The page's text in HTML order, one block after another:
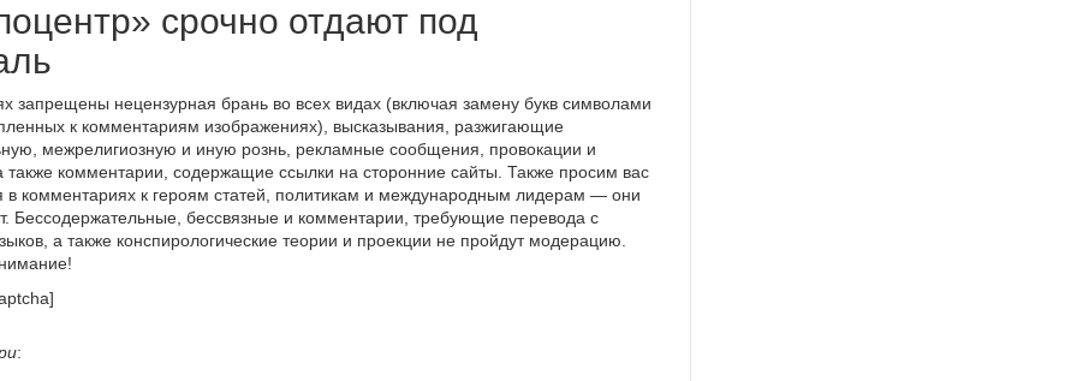
срочно отдают под
запрещены нецензурная брань во всех видах (включая замену букв символами
к комментариям изображениях), высказывания, разжигающие
межрелигиозную и иную рознь, рекламные сообщения, провокации и
также комментарии, содержащие ссылки на сторонние сайты. Также просим вас
в комментариях к героям статей, политикам и международным лидерам — они
Бессодержательные, бессвязные и комментарии, требующие перевода с
а также конспирологические теории и проекции не пройдут модерацию.
: